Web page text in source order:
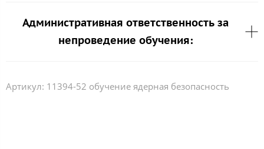
Административная ответственность за
непроведение обучения:
Артикул: 11394-52 обучение ядерная безопасность